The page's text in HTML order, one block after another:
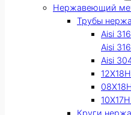
Нержавеющий
Трубы
Aisi
Aisi 316
Aisi
Круги